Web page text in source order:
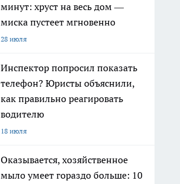
минут: хруст на весь дом —
миска пустеет мгновенно
28 июля
Инспектор попросил показать
телефон? Юристы объяснили,
как правильно реагировать
водителю
18 июля
Оказывается, хозяйственное
мыло умеет гораздо больше: 10